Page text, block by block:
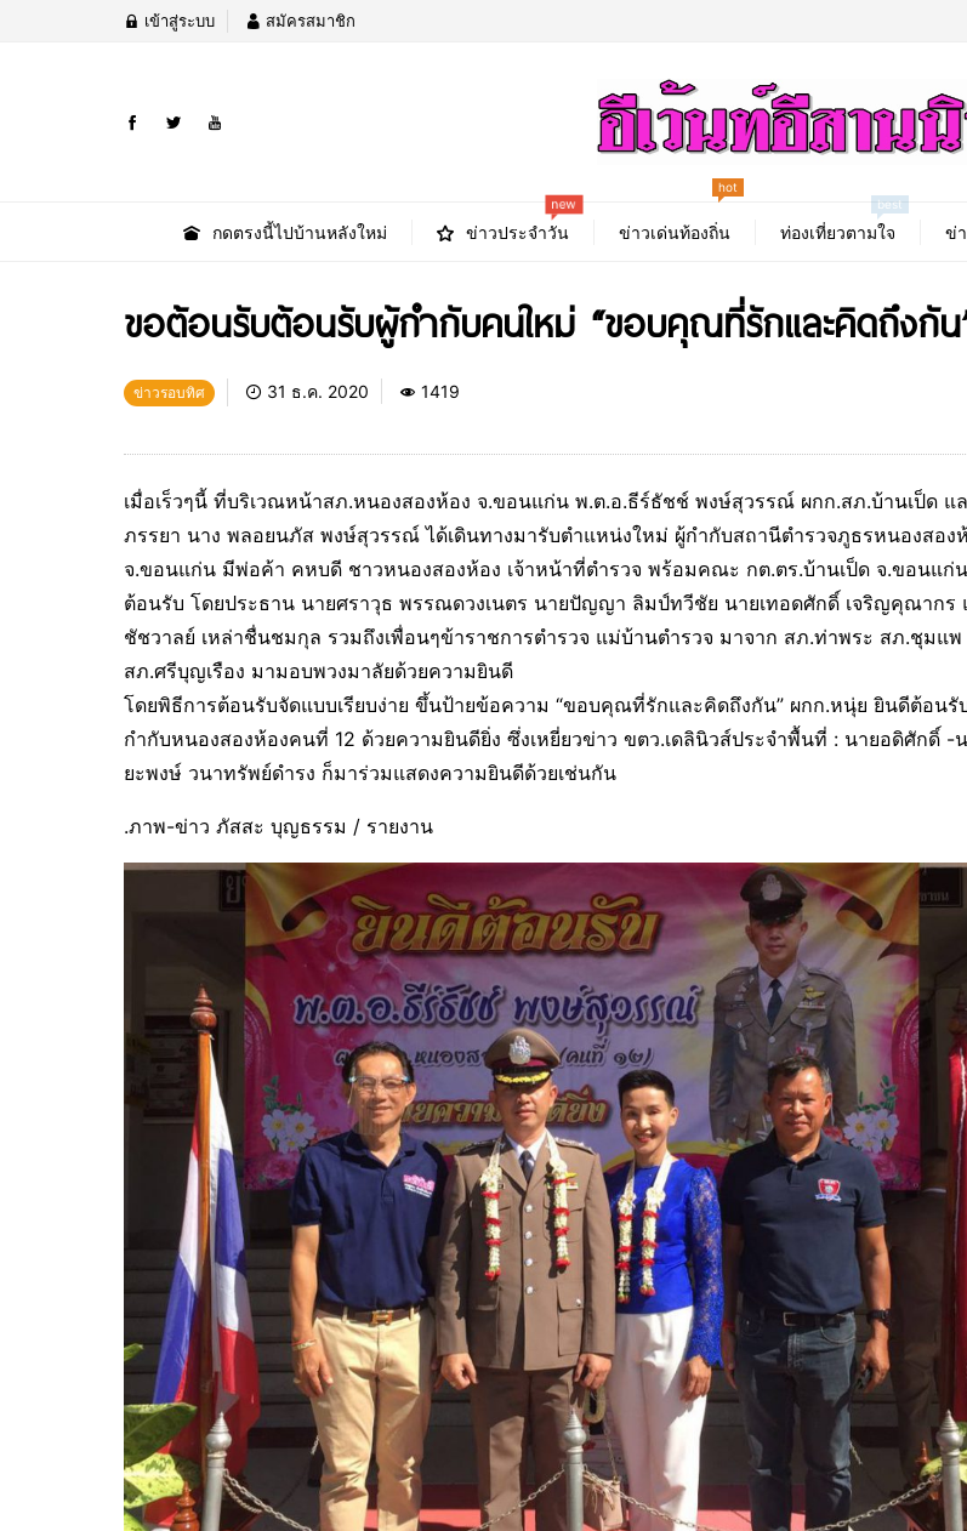
เข้าสู่ระบบ สมัครสมาชิก
กดตรงนี้ไปบ้านหลังใหม่ ข่าวประจำวัน
new
ข่าวเด่นท้องถิ่น
hot
ท่องเที่ยวตามใจ
best
ข่
ขอต้อนรับต้อนรับผู้กำกับคนใหม่ “ขอบคุณที่รักและคิดถึงกัน
ข่าวรอบทิศ 31 ธ.ค. 2020 1419
เมื่อเร็วๆนี้ ที่บริเวณหน้าสภ.หนองสองห้อง จ.ขอนแก่น พ.ต.อ.ธีร์ธัชช์ พงษ์สุวรรณ์ ผกก.สภ.บ้านเป็ด แ
ภรรยา นาง พลอยนภัส พงษ์สุวรรณ์ ได้เดินทางมารับตำแหน่งใหม่ ผู้กำกับสถานีตำรวจภูธรหนองสอง
จ.ขอนแก่น มีพ่อค้า คหบดี ชาวหนองสองห้อง เจ้าหน้าที่ตำรวจ พร้อมคณะ กต.ตร.บ้านเป็ด จ.ขอนแก่
ต้อนรับ โดยประธาน นายศราวุธ พรรณดวงเนตร นายปัญญา ลิมป์ทวีชัย นายเทอดศักดิ์ เจริญคุณากร
ชัชวาลย์ เหล่าชื่นชมกุล รวมถึงเพื่อนๆข้าราชการตำรวจ แม่บ้านตำรวจ มาจาก สภ.ท่าพระ สภ.ชุมแพ
สภ.ศรีบุญเรือง มามอบพวงมาลัยด้วยความยินดี
โดยพิธีการต้อนรับจัดแบบเรียบง่าย ขึ้นป้ายข้อความ “ขอบคุณที่รักและคิดถึงกัน” ผกก.หนุ่ย ยินดีต้อนรั
กำกับหนองสองห้องคนที่ 12 ด้วยความยินดียิ่ง ซึ่งเหยี่ยวข่าว ขตว.เดลินิวส์ประจำพื้นที่ : นายอดิศักดิ์ -
ยะพงษ์ วนาทรัพย์ดำรง ก็มาร่วมแสดงความยินดีด้วยเช่นกัน
.ภาพ-ข่าว ภัสสะ บุญธรรม / รายงาน